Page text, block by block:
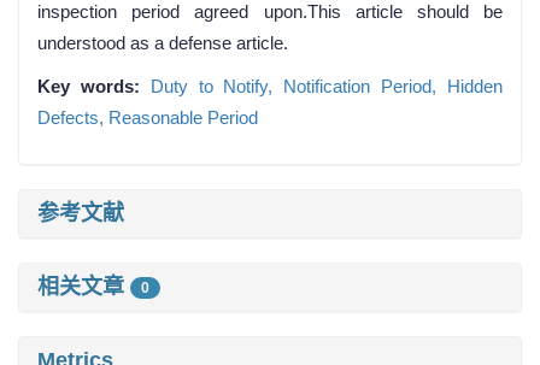
inspection period agreed upon.This article should be
understood as a defense article.
Key words: Duty to Notify, Notification Period, Hidden
Defects, Reasonable Period
参考文献
相关文章 0